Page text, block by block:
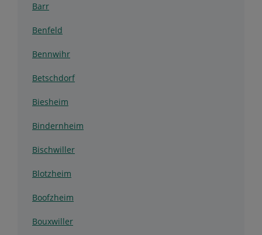
Barr
Benfeld
Bennwihr
Betschdorf
Biesheim
Bindernheim
Bischwiller
Blotzheim
Boofzheim
Bouxwiller